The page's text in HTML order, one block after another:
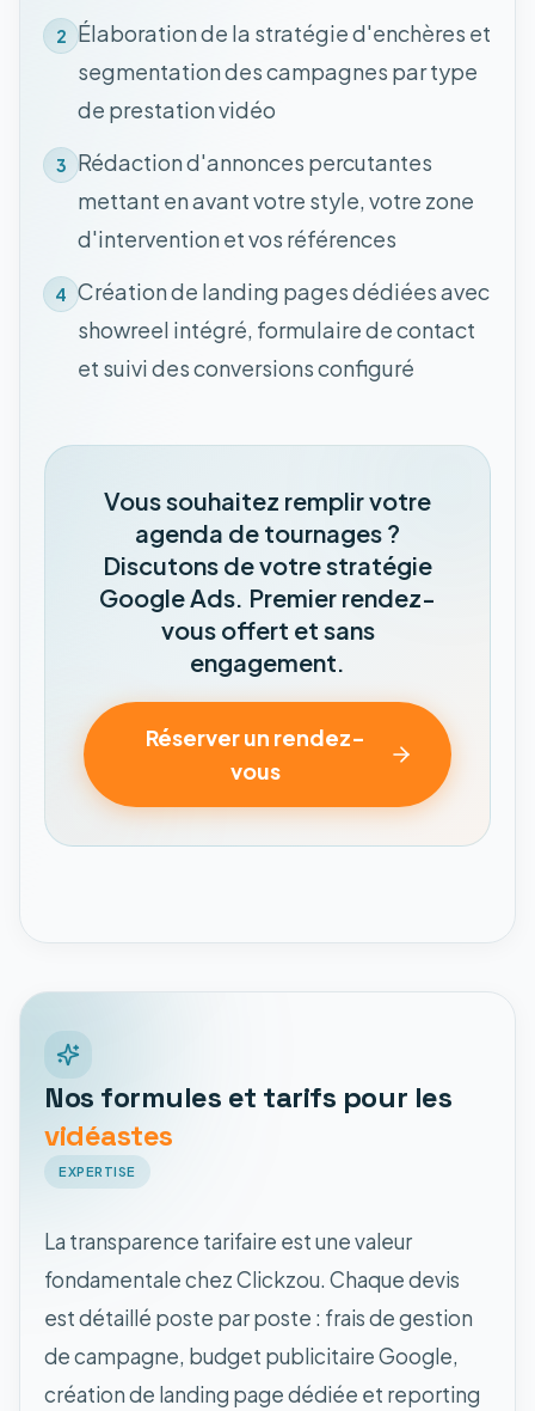
2 Élaboration de la stratégie d'enchères et
segmentation des campagnes par type
de prestation vidéo
3 Rédaction d'annonces percutantes
mettant en avant votre style, votre zone
d'intervention et vos références
4 Création de landing pages dédiées avec
showreel intégré, formulaire de contact
et suivi des conversions configuré
Vous souhaitez remplir votre
agenda de tournages ?
Discutons de votre stratégie
Google Ads. Premier rendez-
vous offert et sans
engagement.
Réserver un rendez-
vous
Nos formules et tarifs pour les
vidéastes
EXPERTISE
La transparence tarifaire est une valeur
fondamentale chez Clickzou. Chaque devis
est détaillé poste par poste : frais de gestion
de campagne, budget publicitaire Google,
création de landing page dédiée et reporting